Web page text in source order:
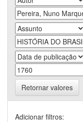
Retornar valores
Adicionar filtros: